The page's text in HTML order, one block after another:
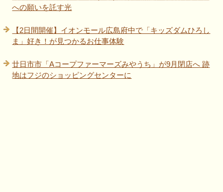
への願いを託す光
【2日間開催】イオンモール広島府中で「キッズダムひろし
ま」好き！が見つかるお仕事体験
廿日市市「Aコープファーマーズみやうち」が9月閉店へ 跡
地はフジのショッピングセンターに